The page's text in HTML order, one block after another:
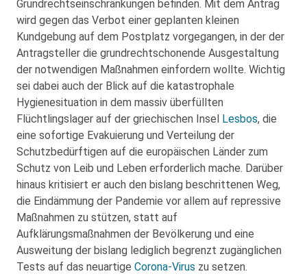
Grundrechtseinschränkungen befinden. Mit dem Antrag
wird gegen das Verbot einer geplanten kleinen
Kundgebung auf dem Postplatz vorgegangen, in der der
Antragsteller die grundrechtschonende Ausgestaltung
der notwendigen Maßnahmen einfordern wollte. Wichtig
sei dabei auch der Blick auf die katastrophale
Hygienesituation in dem massiv überfüllten
Flüchtlingslager auf der griechischen Insel Lesbos, die
eine sofortige Evakuierung und Verteilung der
Schutzbedürftigen auf die europäischen Länder zum
Schutz von Leib und Leben erforderlich mache. Darüber
hinaus kritisiert er auch den bislang beschrittenen Weg,
die Eindämmung der Pandemie vor allem auf repressive
Maßnahmen zu stützen, statt auf
Aufklärungsmaßnahmen der Bevölkerung und eine
Ausweitung der bislang lediglich begrenzt zugänglichen
Tests auf das neuartige Corona-Virus zu setzen.